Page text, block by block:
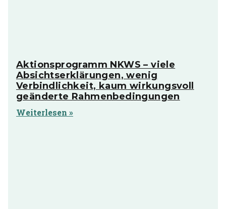
Aktionsprogramm NKWS – viele
Absichtserklärungen, wenig
Verbindlichkeit, kaum wirkungsvoll
geänderte Rahmenbedingungen
Weiterlesen »